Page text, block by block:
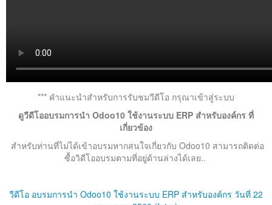
*** คำแนะนำสำหรับการรับชมวีดีโอ กรุณาเข้าสู่ระบบ
ดูวีดีโออบรมการนำ Odoo10 ใช้งานระบบ ERP สำหรับองค์กร ที่
เกี่ยวข้อง
สำหรับท่านที่ไม่ได้เข้าอบรมหากสนใจเกี่ยวกับ Odoo10 สามารถติดต่อ
ซื้อวิดีโออบรมตามที่อยู่ด้านล่างได้เลย..
วีดีโอ อบรมการนำ Odoo10 ใช้งานระบบ ERP สำหรับองค์กร วันที่ 22